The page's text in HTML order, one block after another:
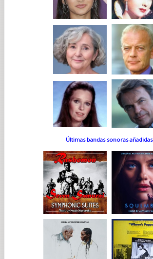
Últimas bandas sonoras añadidas